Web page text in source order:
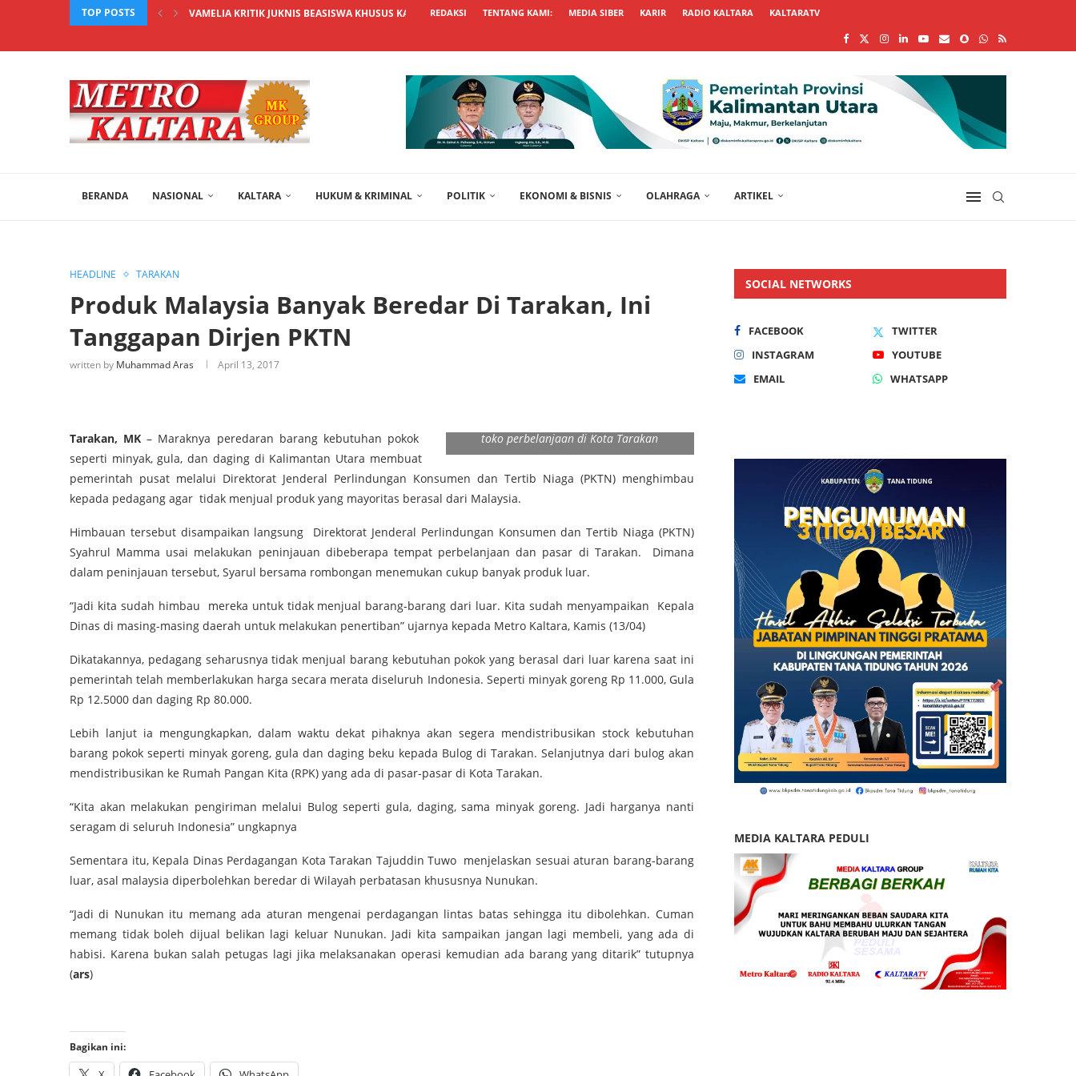
TOP POSTS VAMELIA KRITIK JUKNIS BEASISWA KHUSUS KALTARA UNGGUL, USUL...
REDAKSI TENTANG KAMI: MEDIA SIBER KARIR RADIO KALTARA KALTARATV
BERANDA NASIONAL KALTARA HUKUM & KRIMINAL POLITIK EKONOMI & BISNIS OLAHRAGA ARTIKEL
HEADLINE TARAKAN
Produk Malaysia Banyak Beredar Di Tarakan, Ini
Tanggapan Dirjen PKTN
written by Muhammad Aras April 13, 2017
toko perbelanjaan di Kota Tarakan
Tarakan, MK – Maraknya peredaran barang kebutuhan pokok
seperti minyak, gula, dan daging di Kalimantan Utara membuat
pemerintah pusat melalui Direktorat Jenderal Perlindungan Konsumen dan Tertib Niaga (PKTN) menghimbau
kepada pedagang agar tidak menjual produk yang mayoritas berasal dari Malaysia.
Himbauan tersebut disampaikan langsung Direktorat Jenderal Perlindungan Konsumen dan Tertib Niaga (PKTN)
Syahrul Mamma usai melakukan peninjauan dibeberapa tempat perbelanjaan dan pasar di Tarakan. Dimana
dalam peninjauan tersebut, Syarul bersama rombongan menemukan cukup banyak produk luar.
“Jadi kita sudah himbau mereka untuk tidak menjual barang-barang dari luar. Kita sudah menyampaikan Kepala
Dinas di masing-masing daerah untuk melakukan penertiban” ujarnya kepada Metro Kaltara, Kamis (13/04)
Dikatakannya, pedagang seharusnya tidak menjual barang kebutuhan pokok yang berasal dari luar karena saat ini
pemerintah telah memberlakukan harga secara merata diseluruh Indonesia. Seperti minyak goreng Rp 11.000, Gula
Rp 12.5000 dan daging Rp 80.000.
Lebih lanjut ia mengungkapkan, dalam waktu dekat pihaknya akan segera mendistribusikan stock kebutuhan
barang pokok seperti minyak goreng, gula dan daging beku kepada Bulog di Tarakan. Selanjutnya dari bulog akan
mendistribusikan ke Rumah Pangan Kita (RPK) yang ada di pasar-pasar di Kota Tarakan.
“Kita akan melakukan pengiriman melalui Bulog seperti gula, daging, sama minyak goreng. Jadi harganya nanti
seragam di seluruh Indonesia” ungkapnya
Sementara itu, Kepala Dinas Perdagangan Kota Tarakan Tajuddin Tuwo menjelaskan sesuai aturan barang-barang
luar, asal malaysia diperbolehkan beredar di Wilayah perbatasan khususnya Nunukan.
“Jadi di Nunukan itu memang ada aturan mengenai perdagangan lintas batas sehingga itu dibolehkan. Cuman
memang tidak boleh dijual belikan lagi keluar Nunukan. Jadi kita sampaikan jangan lagi membeli, yang ada di
habisi. Karena bukan salah petugas lagi jika melaksanakan operasi kemudian ada barang yang ditarik” tutupnya
(ars)
Bagikan ini:
SOCIAL NETWORKS
FACEBOOK
TWITTER
INSTAGRAM
YOUTUBE
EMAIL
WHATSAPP
MEDIA KALTARA PEDULI